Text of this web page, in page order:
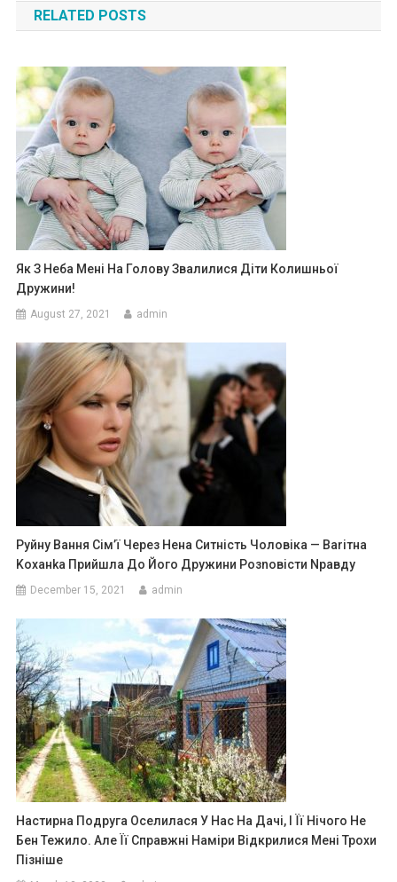
RELATED POSTS
Як З Неба Мені На Голову Звалилися Діти Колишньої
Дружини!
August 27, 2021 admin
Руйну Вання Сім’ї Через Нена Ситність Чоловіка — Ваrітна
Kоханkа Прийшла До Його Дружини Розnовісти Nравду
December 15, 2021 admin
Настирна Подруга Оселилася У Нас На Дачі, І Її Нічого Не
Бен Тежило. Але Її Справжні Наміри Відкрилися Мені Трохи
Пізніше